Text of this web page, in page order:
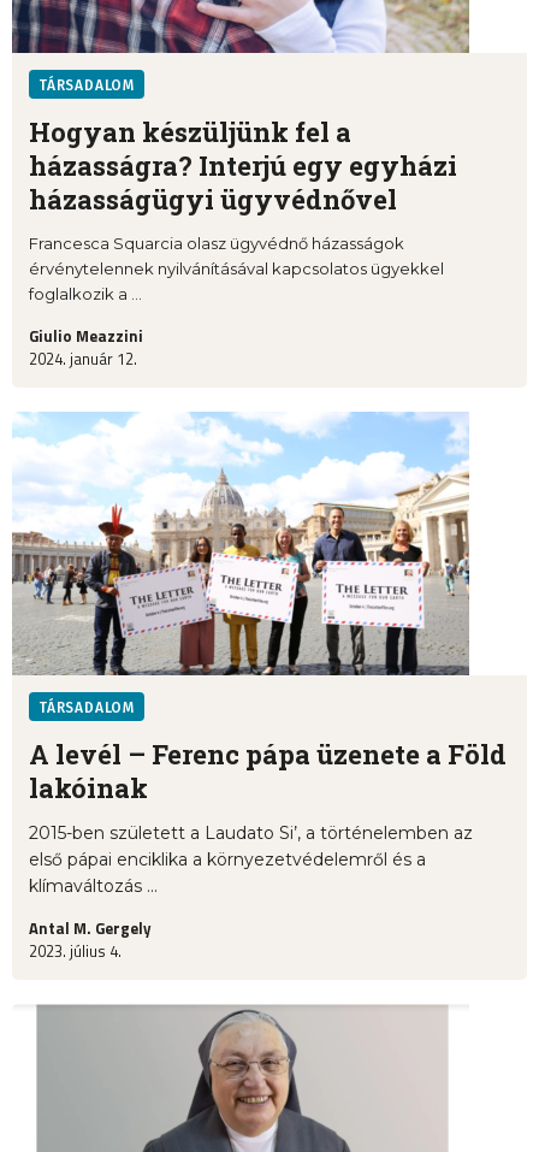
TÁRSADALOM
Hogyan készüljünk fel a
házasságra? Interjú egy egyházi
házasságügyi ügyvédnővel
Francesca Squarcia olasz ügyvédnő házasságok
érvénytelennek nyilvánításával kapcsolatos ügyekkel
foglalkozik a ...
Giulio Meazzini
2024. január 12.
TÁRSADALOM
A levél – Ferenc pápa üzenete a Föld
lakóinak
2015-ben született a Laudato Si’, a történelemben az
első pápai enciklika a környezetvédelemről és a
klímaváltozás ...
Antal M. Gergely
2023. július 4.